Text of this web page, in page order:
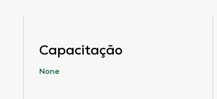
Capacitação
None